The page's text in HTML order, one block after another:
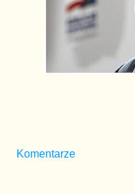
Komentarze